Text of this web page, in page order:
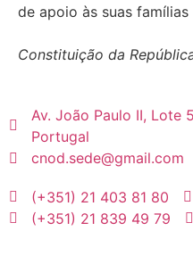
de apoio às suas famílias
Constituição da
Av. João Paulo II, Lote
Portugal
cnod.sede@gmail.com
(+351) 21 403 81 80
(+351) 21 839 49 79